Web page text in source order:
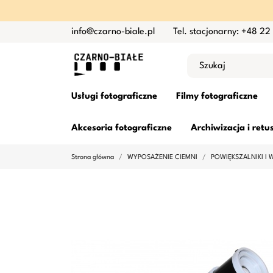
info@czarno-biale.pl Tel. stacjonarny: +48 22
Usługi fotograficzne Filmy fotograficzne
Akcesoria fotograficzne Archiwizacja i
Strona główna WYPOSAŻENIE CIEMNI POWIĘKSZALNIKI I